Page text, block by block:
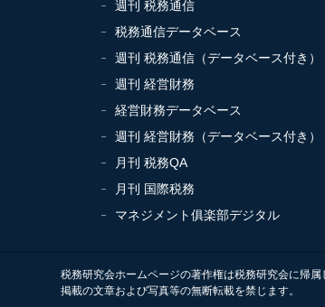
週刊 税務通信
税務通信データベース
週刊 税務通信（データベース付き）
週刊 経営財務
経営財務データベース
週刊 経営財務（データベース付き）
月刊 税務QA
月刊 国際税務
マネジメント俱楽部デジタル
税務研究会ホームページの著作権は税務研究会に帰属
掲載の文章および写真等の無断転載を禁じます。